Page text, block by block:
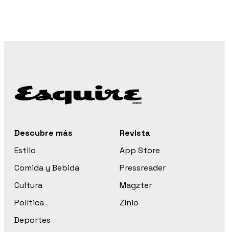
Descubre más
Estilo
Comida y Bebida
Cultura
Política
Deportes
Revista
App Store
Pressreader
Magzter
Zinio